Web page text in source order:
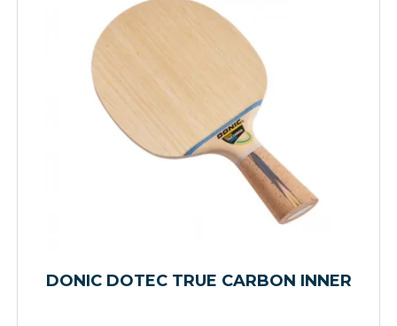
DONIC DOTEC TRUE CARBON INNER